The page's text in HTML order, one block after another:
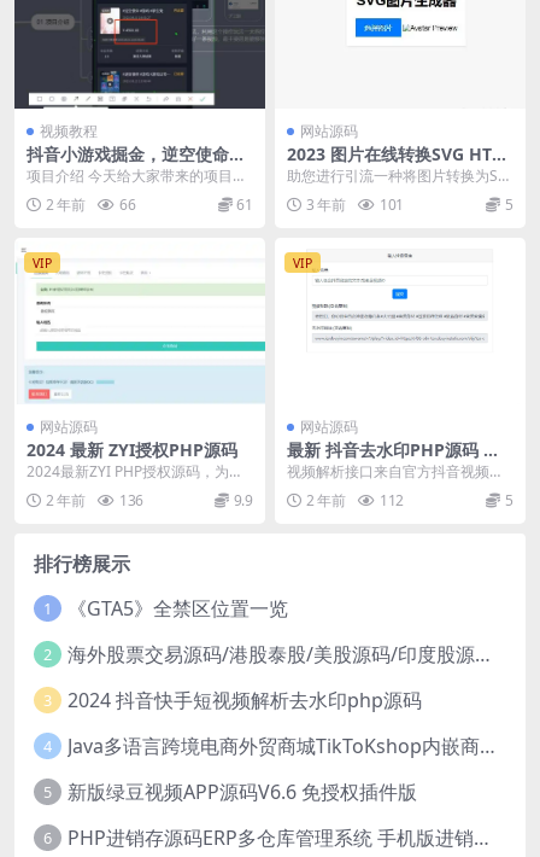
视频教程
抖音小游戏掘金，逆空使命，
复制粘贴的项目，最高日入 40
项目介绍 今天给大家带来的项目是
《复制粘贴的项目，日入4000+，
新“逆空使命”...
2 年前 66 61
网站源码
2023 图片在线转换SVG HTM
L源码
助您进行引流一种将图片转换为SV
G网页HTML源码的方法，该方法实
质上是将位图包...
3 年前 101 5
VIP
网站源码
2024 最新 ZYI授权PHP源码
2024最新ZYI PHP授权源码，为用
户提供了多种授权方式和管理工
具。首先，它...
2 年前 136 9.9
VIP
网站源码
最新 抖音去水印PHP源码 非
三方接口
视频解析接口来自官方抖音视频接
口！非第三方接口！上传PHP环境
中即可运行！支持上...
2 年前 112 5
排行榜展示
1 《GTA5》全禁区位置一览
2 海外股票交易源码/港股泰股/美股源码/印度股源码/马拉西亚股票源码/国际股票配资
3 2024 抖音快手短视频解析去水印php源码
4 Java多语言跨境电商外贸商城TikToKshop内嵌商城I商家入驻I一键铺
5 新版绿豆视频APP源码V6.6 免授权插件版
6 PHP进销存源码ERP多仓库管理系统 手机版进销存 php网络版进销存小程序